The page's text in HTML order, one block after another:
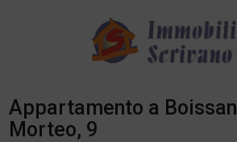
Appartamento a
Morteo, 9